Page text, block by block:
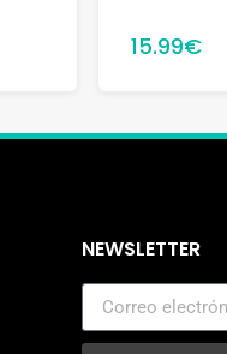
15.99€
NEWSLETTER